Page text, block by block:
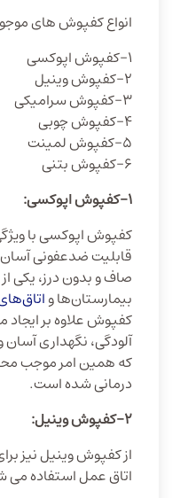
انواع کفپوش های موجود
۱−کفپوش اپوکسی
۲−کفپوش وینیل
۳−کفپوش سرامیکی
۴−کفپوش چوبی
۵−کفپوش لمینت
۶-کفپوش بتنی
1−کفپوش اپوکسی:
کفپوش اپوکسی با
قابلیت ضدعفونی
صاف و بدون درز، یکی
بیمارستان‌ها و
کفپوش علاوه بر
آلودگی، نگهداری
که همین امر موجب
درمانی شده است.
2−کفپوش وینیل:
از کفپوش وینیل نیز
اتاق عمل استفاده می